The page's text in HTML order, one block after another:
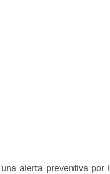
alerta preventiva por